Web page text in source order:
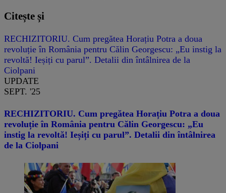
Citește și
RECHIZITORIU. Cum pregătea Horațiu Potra a doua
revoluție în România pentru Călin Georgescu: „Eu instig la
revoltă! Ieșiți cu parul”. Detalii din întâlnirea de la
Ciolpani
UPDATE
SEPT. '25
RECHIZITORIU. Cum pregătea Horațiu Potra a doua
revoluție în România pentru Călin Georgescu: „Eu
instig la revoltă! Ieșiți cu parul”. Detalii din întâlnirea
de la Ciolpani